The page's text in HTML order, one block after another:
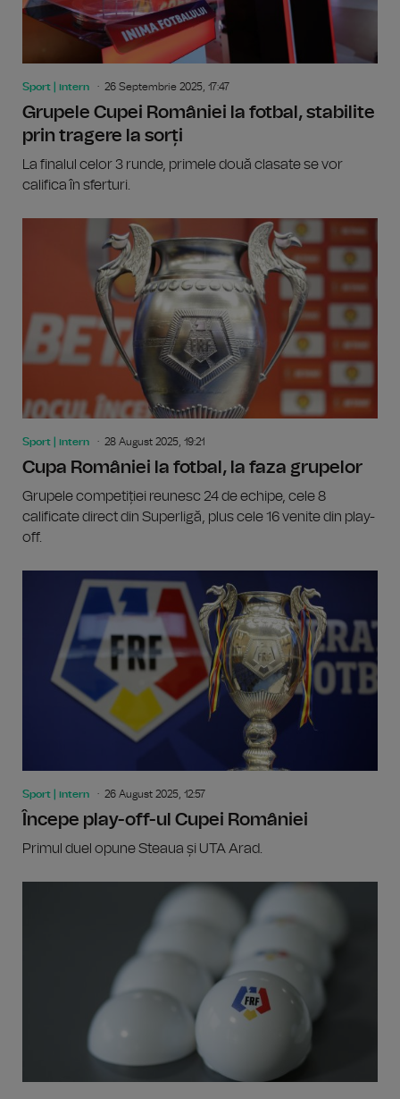
Sport | intern 26 Septembrie 2025, 17:47
Grupele Cupei României la fotbal, stabilite
prin tragere la sorți
La finalul celor 3 runde, primele două clasate se vor
califica în sferturi.
Sport | intern 28 August 2025, 19:21
Cupa României la fotbal, la faza grupelor
Grupele competiției reunesc 24 de echipe, cele 8
calificate direct din Superligă, plus cele 16 venite din play-
off.
Sport | intern 26 August 2025, 12:57
Începe play-off-ul Cupei României
Primul duel opune Steaua și UTA Arad.